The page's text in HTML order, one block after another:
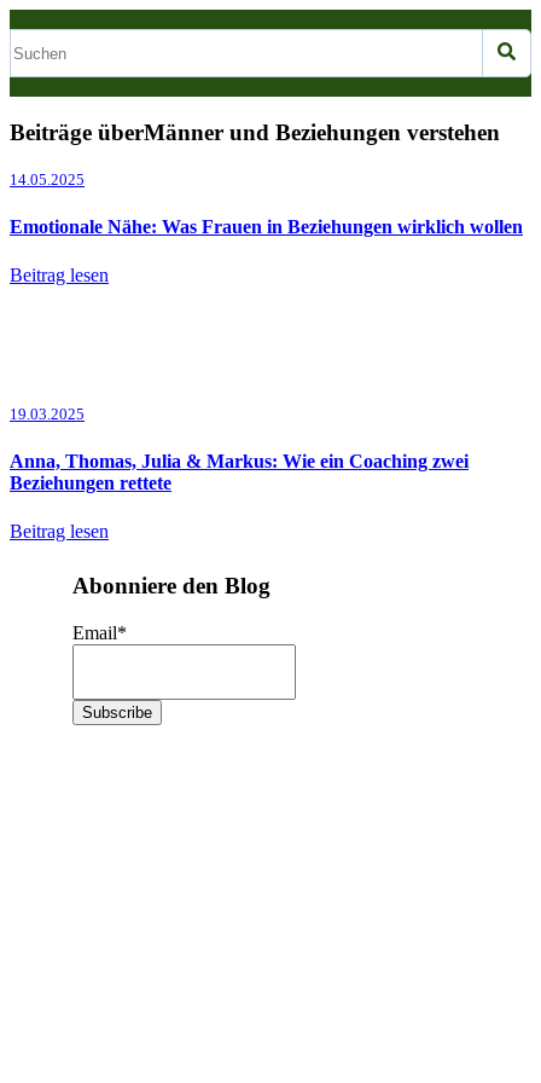
Beiträge überMänner und Beziehungen verstehen
14.05.2025
Emotionale Nähe: Was Frauen in Beziehungen wirklich wollen
Beitrag lesen
19.03.2025
Anna, Thomas, Julia & Markus: Wie ein Coaching zwei
Beziehungen rettete
Beitrag lesen
Abonniere den Blog
Email*